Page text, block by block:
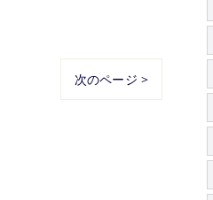
次のページ >